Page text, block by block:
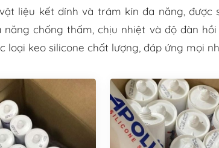
liệu kết dính và trám kín đa năng,
năng chống thấm, chịu nhiệt và độ đàn hồi
loại keo silicone chất lượng, đáp ứng mọi